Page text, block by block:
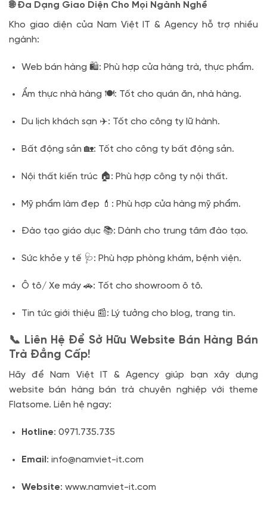
🌐 Đa Dạng Giao Diện Cho Mọi Ngành Nghề
Kho giao diện của Nam Việt IT & Agency hỗ trợ nhiều
ngành:
Web bán hàng 🛍️: Phù hợp cửa hàng trà, thực phẩm.
Ẩm thực nhà hàng 🍽️: Tốt cho quán ăn, nhà hàng.
Du lịch khách sạn ✈️: Tốt cho công ty lữ hành.
Bất động sản 🏡: Tốt cho công ty bất động sản.
Nội thất kiến trúc 🏠: Phù hợp công ty nội thất.
Mỹ phẩm làm đẹp 💄: Phù hợp cửa hàng mỹ phẩm.
Đào tạo giáo dục 📚: Dành cho trung tâm đào tạo.
Sức khỏe y tế 🩺: Phù hợp phòng khám, bệnh viện.
Ô tô/ Xe máy 🚗: Tốt cho showroom ô tô.
Tin tức giới thiệu 📰: Lý tưởng cho blog, trang tin.
📞 Liên Hệ Để Sở Hữu Website Bán Hàng Bán
Trà Đẳng Cấp!
Hãy để Nam Việt IT & Agency giúp bạn xây dựng
website bán hàng bán trà chuyên nghiệp với theme
Flatsome. Liên hệ ngay:
Hotline: 0971.735.735
Email : info@namviet-it.com
Website: www.namviet-it.com